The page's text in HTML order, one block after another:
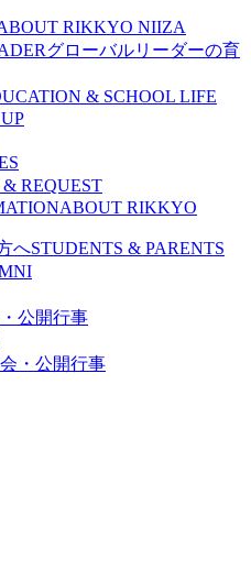
RIKKYO NIIZA
グローバルリーダーの育
& SCHOOL LIFE
REQUEST
ABOUT RIKKYO
へSTUDENTS & PARENTS
公開行事
・公開行事